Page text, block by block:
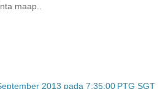
maap..
2013 pada 7:35:00 PTG SGT